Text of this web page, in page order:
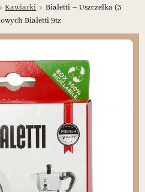
Kawiarki
Bialetti – Uszczelka (3
Bialetti 9tz